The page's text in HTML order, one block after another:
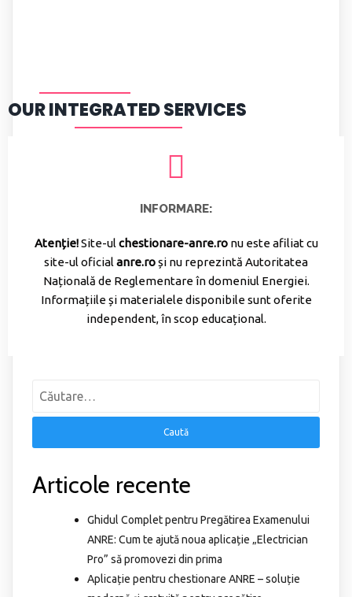
OUR INTEGRATED SERVICES
INFORMARE:
Atenție!Site-ul chestionare-anre.ronu este afiliat cu
site-ul oficial anre.roși nu reprezintă Autoritatea
Națională de Reglementare în domeniul Energiei.
Informațiile și materialele disponibile sunt oferite
independent, în scop educațional.
Articole recente
Ghidul Complet pentru Pregătirea Examenului
ANRE: Cum te ajută noua aplicație „Electrician
Pro” să promovezi din prima
Aplicație pentru chestionare ANRE – soluție